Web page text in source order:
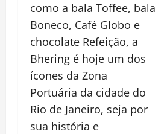
como a bala Toffee, bala
Boneco, Café Globo e
chocolate Refeição, a
Bhering é hoje um dos
ícones da Zona
Portuária da cidade do
Rio de Janeiro, seja por
sua história e